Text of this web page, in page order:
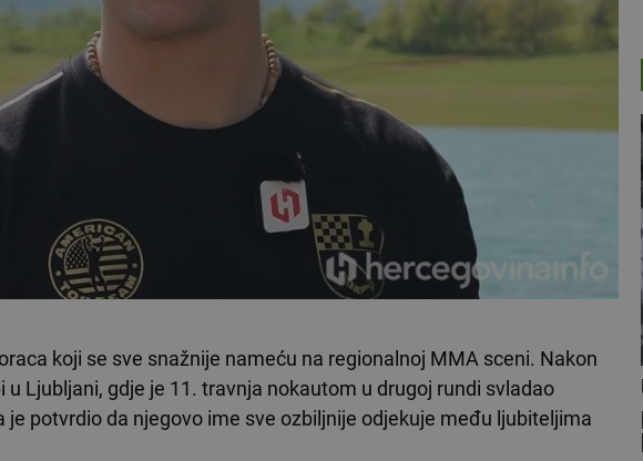
koji se sve snažnije nameću na regionalnoj MMA sceni. Nakon
u Ljubljani, gdje je 11. travnja nokautom u drugoj rundi svladao
je potvrdio da njegovo ime sve ozbiljnije odjekuje među ljubiteljima